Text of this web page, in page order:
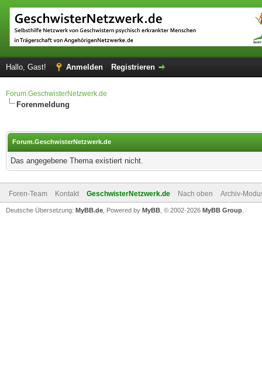
Hallo, Gast! Anmelden Registrieren
Forum.GeschwisterNetzwerk.de
Forenmeldung
Forum.GeschwisterNetzwerk.de
Das angegebene Thema existiert nicht.
Foren-Team Kontakt GeschwisterNetzwerk.de Nach oben Archiv-
Deutsche Übersetzung: MyBB.de , Powered by MyBB , © 2002-2026 MyBB Group